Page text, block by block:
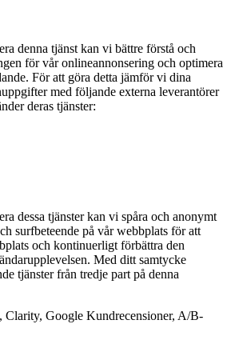
denna tjänst kan vi bättre förstå och
för vår onlineannonsering och optimera
För att göra detta jämför vi dina
med följande externa leverantörer
deras tjänster:
dessa tjänster kan vi spåra och anonymt
surfbeteende på vår webbplats för att
och kontinuerligt förbättra den
Med ditt samtycke
tjänster från tredje part på denna
Clarity, Google Kundrecensioner, A/B-